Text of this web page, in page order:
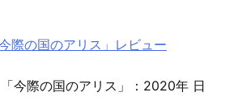
際の国のアリス」レビュー
今際の国のアリス」：2020年 日